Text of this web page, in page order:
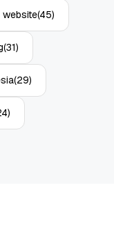
website(45)
(31)
(29)